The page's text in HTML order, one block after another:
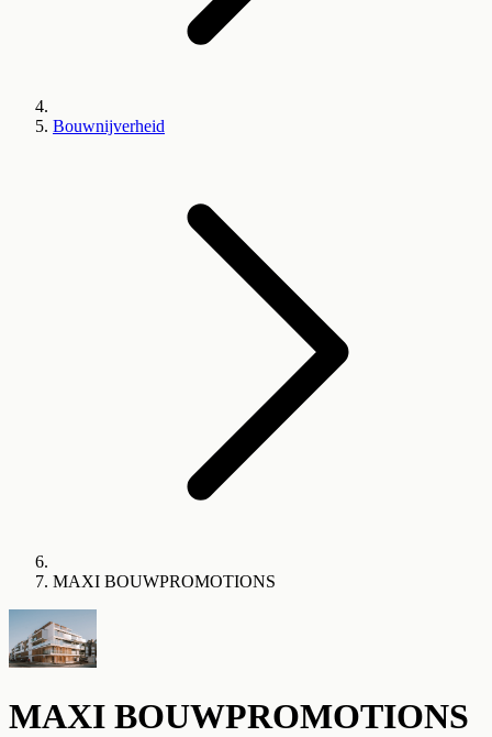
Bouwnijverheid
MAXI BOUWPROMOTIONS
MAXI BOUWPROMOTIONS